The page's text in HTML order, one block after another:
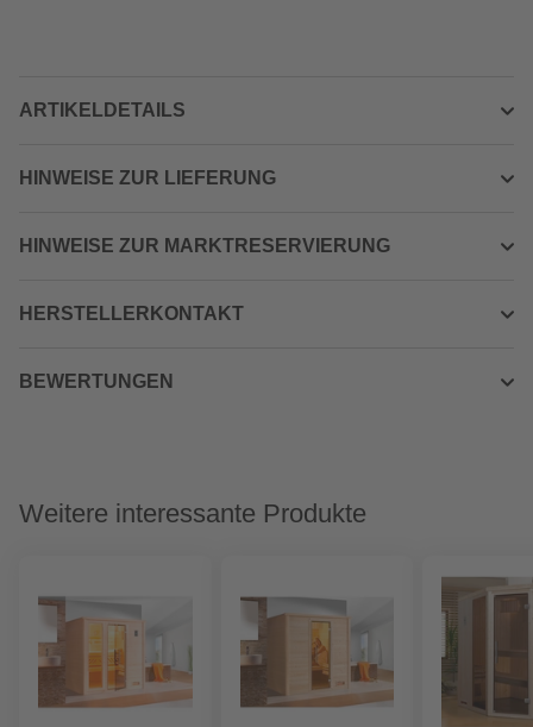
ARTIKELDETAILS
HINWEISE ZUR LIEFERUNG
HINWEISE ZUR MARKTRESERVIERUNG
HERSTELLERKONTAKT
BEWERTUNGEN
Weitere interessante Produkte